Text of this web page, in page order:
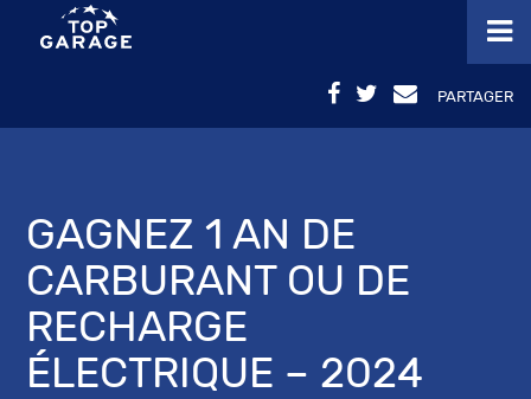
PARTAGER
GAGNEZ 1 AN DE
CARBURANT OU DE
RECHARGE
ÉLECTRIQUE – 2024